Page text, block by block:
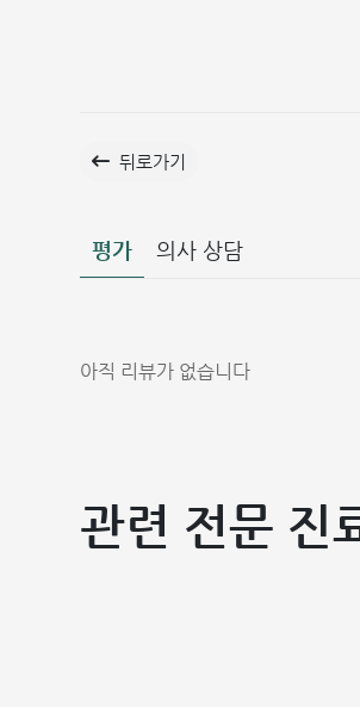
과 같은 증상이 나타날 수 있습니다.
갑상선 비대: 가장 흔한 증상으
쉰 목소리: 갑상선 내 종양이 성
경부 림프절 전이: 림프절 전이
뒤로가기
평가 의사 상담
아직 리뷰가 없습니다
관련 전문 진